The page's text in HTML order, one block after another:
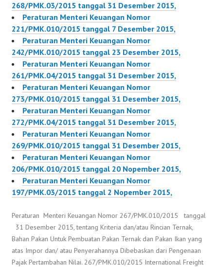
268/PMK.03/2015 tanggal 31 Desember 2015,
Peraturan Menteri Keuangan Nomor
221/PMK.010/2015 tanggal 7 Desember 2015,
Peraturan Menteri Keuangan Nomor
242/PMK.010/2015 tanggal 23 Desember 2015,
Peraturan Menteri Keuangan Nomor
261/PMK.04/2015 tanggal 31 Desember 2015,
Peraturan Menteri Keuangan Nomor
273/PMK.010/2015 tanggal 31 Desember 2015,
Peraturan Menteri Keuangan Nomor
272/PMK.04/2015 tanggal 31 Desember 2015,
Peraturan Menteri Keuangan Nomor
269/PMK.010/2015 tanggal 31 Desember 2015,
Peraturan Menteri Keuangan Nomor
206/PMK.010/2015 tanggal 20 Nopember 2015,
Peraturan Menteri Keuangan Nomor
197/PMK.03/2015 tanggal 2 Nopember 2015,
Peraturan Menteri Keuangan Nomor 267/PMK.010/2015 tanggal
31 Desember 2015, tentang Kriteria dan/atau Rincian Ternak,
Bahan Pakan Untuk Pembuatan Pakan Ternak dan Pakan Ikan yang
atas Impor dan/ atau Penyerahannya Dibebaskan dari Pengenaan
Pajak Pertambahan Nilai. 267/PMK.010/2015 International Freight